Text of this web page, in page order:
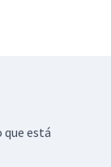
que está